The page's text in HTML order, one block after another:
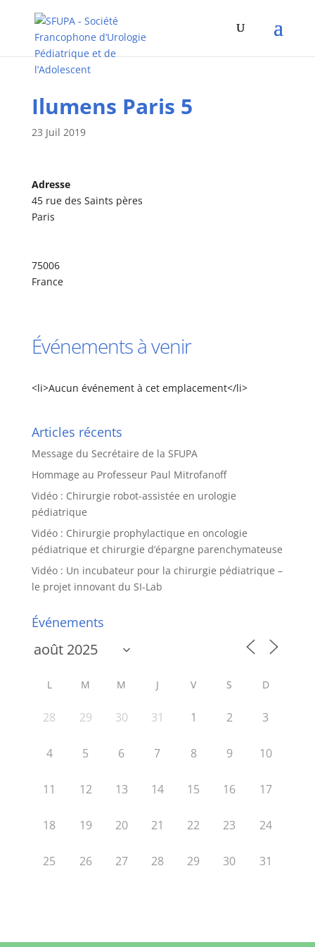
Ilumens Paris 5
23 Juil 2019
Adresse
45 rue des Saints pères
Paris
75006
France
Événements à venir
<li>Aucun événement à cet emplacement</li>
Articles récents
Message du Secrétaire de la SFUPA
Hommage au Professeur Paul Mitrofanoff
Vidéo : Chirurgie robot-assistée en urologie
pédiatrique
Vidéo : Chirurgie prophylactique en oncologie
pédiatrique et chirurgie d’épargne parenchymateuse
Vidéo : Un incubateur pour la chirurgie pédiatrique –
le projet innovant du SI-Lab
Événements
L M M J V S D
28 29 30 31 1 2 3
4 5 6 7 8 9 10
11 12 13 14 15 16 17
18 19 20 21 22 23 24
25 26 27 28 29 30 31